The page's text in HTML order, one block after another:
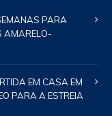
PARA
AMARELO-
EM CASA EM
PARA A ESTREIA